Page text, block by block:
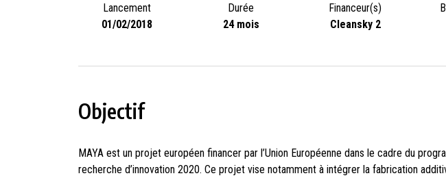
Lancement
01/02/2018
Durée
24 mois
Financeur(s)
Cleansky 2
Objectif
MAYA est un projet européen financer par l’Union Européenne dans le cadre du
recherche d’innovation 2020. Ce projet vise notamment à intégrer la fabrication